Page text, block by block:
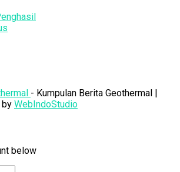
- Kumpulan Berita Geothermal |
WebIndoStudio
below